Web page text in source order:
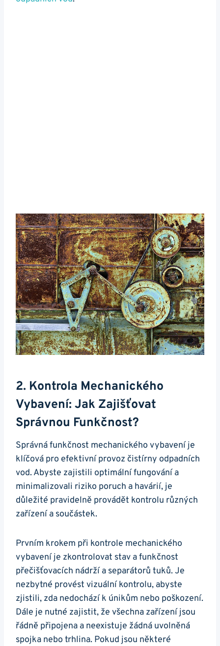
2. Kontrola Mechanického
Vybavení: Jak Zajišťovat
Správnou Funkčnost?
Správná funkčnost mechanického vybavení je
klíčová pro efektivní provoz čistírny odpadních
vod. Abyste zajistili optimální fungování a
minimalizovali riziko poruch a havárií, je
důležité pravidelně provádět kontrolu různých
zařízení a součástek.
Prvním krokem při kontrole mechanického
vybavení je zkontrolovat stav a funkčnost
přečišťovacích nádrží a separátorů tuků. Je
nezbytné provést vizuální kontrolu, abyste
zjistili, zda nedochází k únikům nebo poškození.
Dále je nutné zajistit, že všechna zařízení jsou
řádně připojena a neexistuje žádná uvolněná
spojka nebo trhlina. Pokud jsou některé